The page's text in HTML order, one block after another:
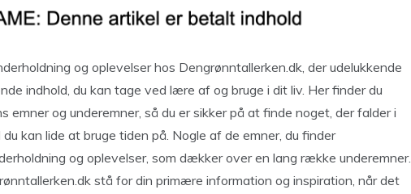
og oplevelser hos Dengrønntallerken.dk, der udelukkende
indhold, du kan tage ved lære af og bruge i dit liv. Her finder du
emner og underemner, så du er sikker på at finde noget, der falder i
kan lide at bruge tiden på. Nogle af de emner, du finder
og oplevelser, som dækker over en lang række underemner.
stå for din primære information og inspiration, når det